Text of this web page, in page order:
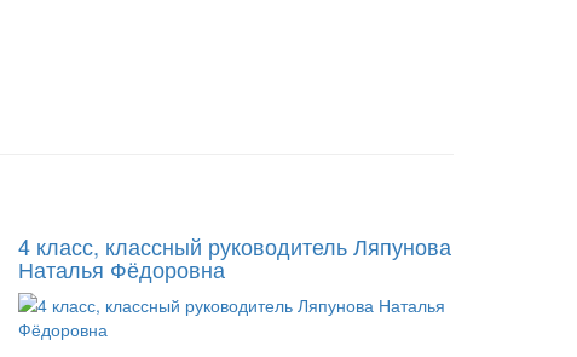
4 класс, классный руководитель Ляпунова
Наталья Фёдоровна